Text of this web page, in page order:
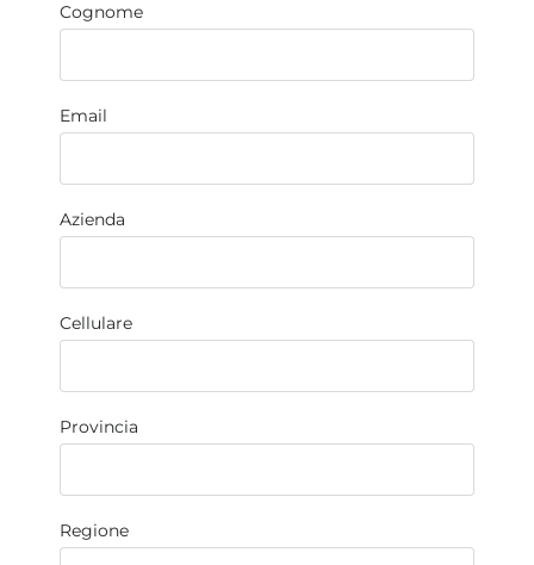
Cognome
Email
Azienda
Cellulare
Provincia
Regione